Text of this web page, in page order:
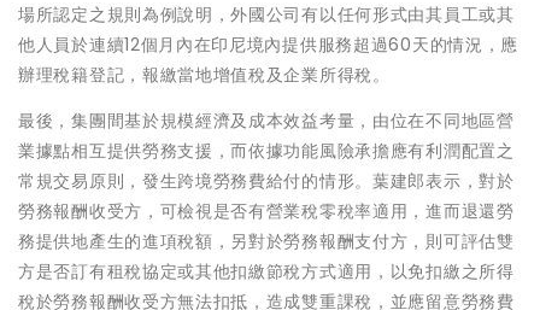
場所認定之規則為例說明，外國公司有以任何形式由其員工或其
他人員於連續12個月內在印尼境內提供服務超過60天的情況，應
辦理稅籍登記，報繳當地增值稅及企業所得稅。
最後，集團間基於規模經濟及成本效益考量，由位在不同地區營
業據點相互提供勞務支援，而依據功能風險承擔應有利潤配置之
常規交易原則，發生跨境勞務費給付的情形。葉建郎表示，對於
勞務報酬收受方，可檢視是否有營業稅零稅率適用，進而退還勞
務提供地產生的進項稅額，另對於勞務報酬支付方，則可評估雙
方是否訂有租稅協定或其他扣繳節稅方式適用，以免扣繳之所得
稅於勞務報酬收受方無法扣抵，造成雙重課稅，並應留意勞務費